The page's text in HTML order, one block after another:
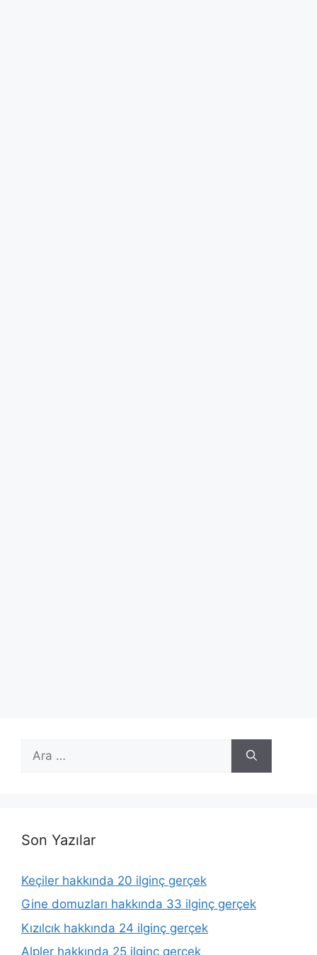
ara
Son Yazılar
Keçiler hakkında 20 ilginç gerçek
Gine domuzları hakkında 33 ilginç gerçek
Kızılcık hakkında 24 ilginç gerçek
Alpler hakkında 25 ilginç gerçek